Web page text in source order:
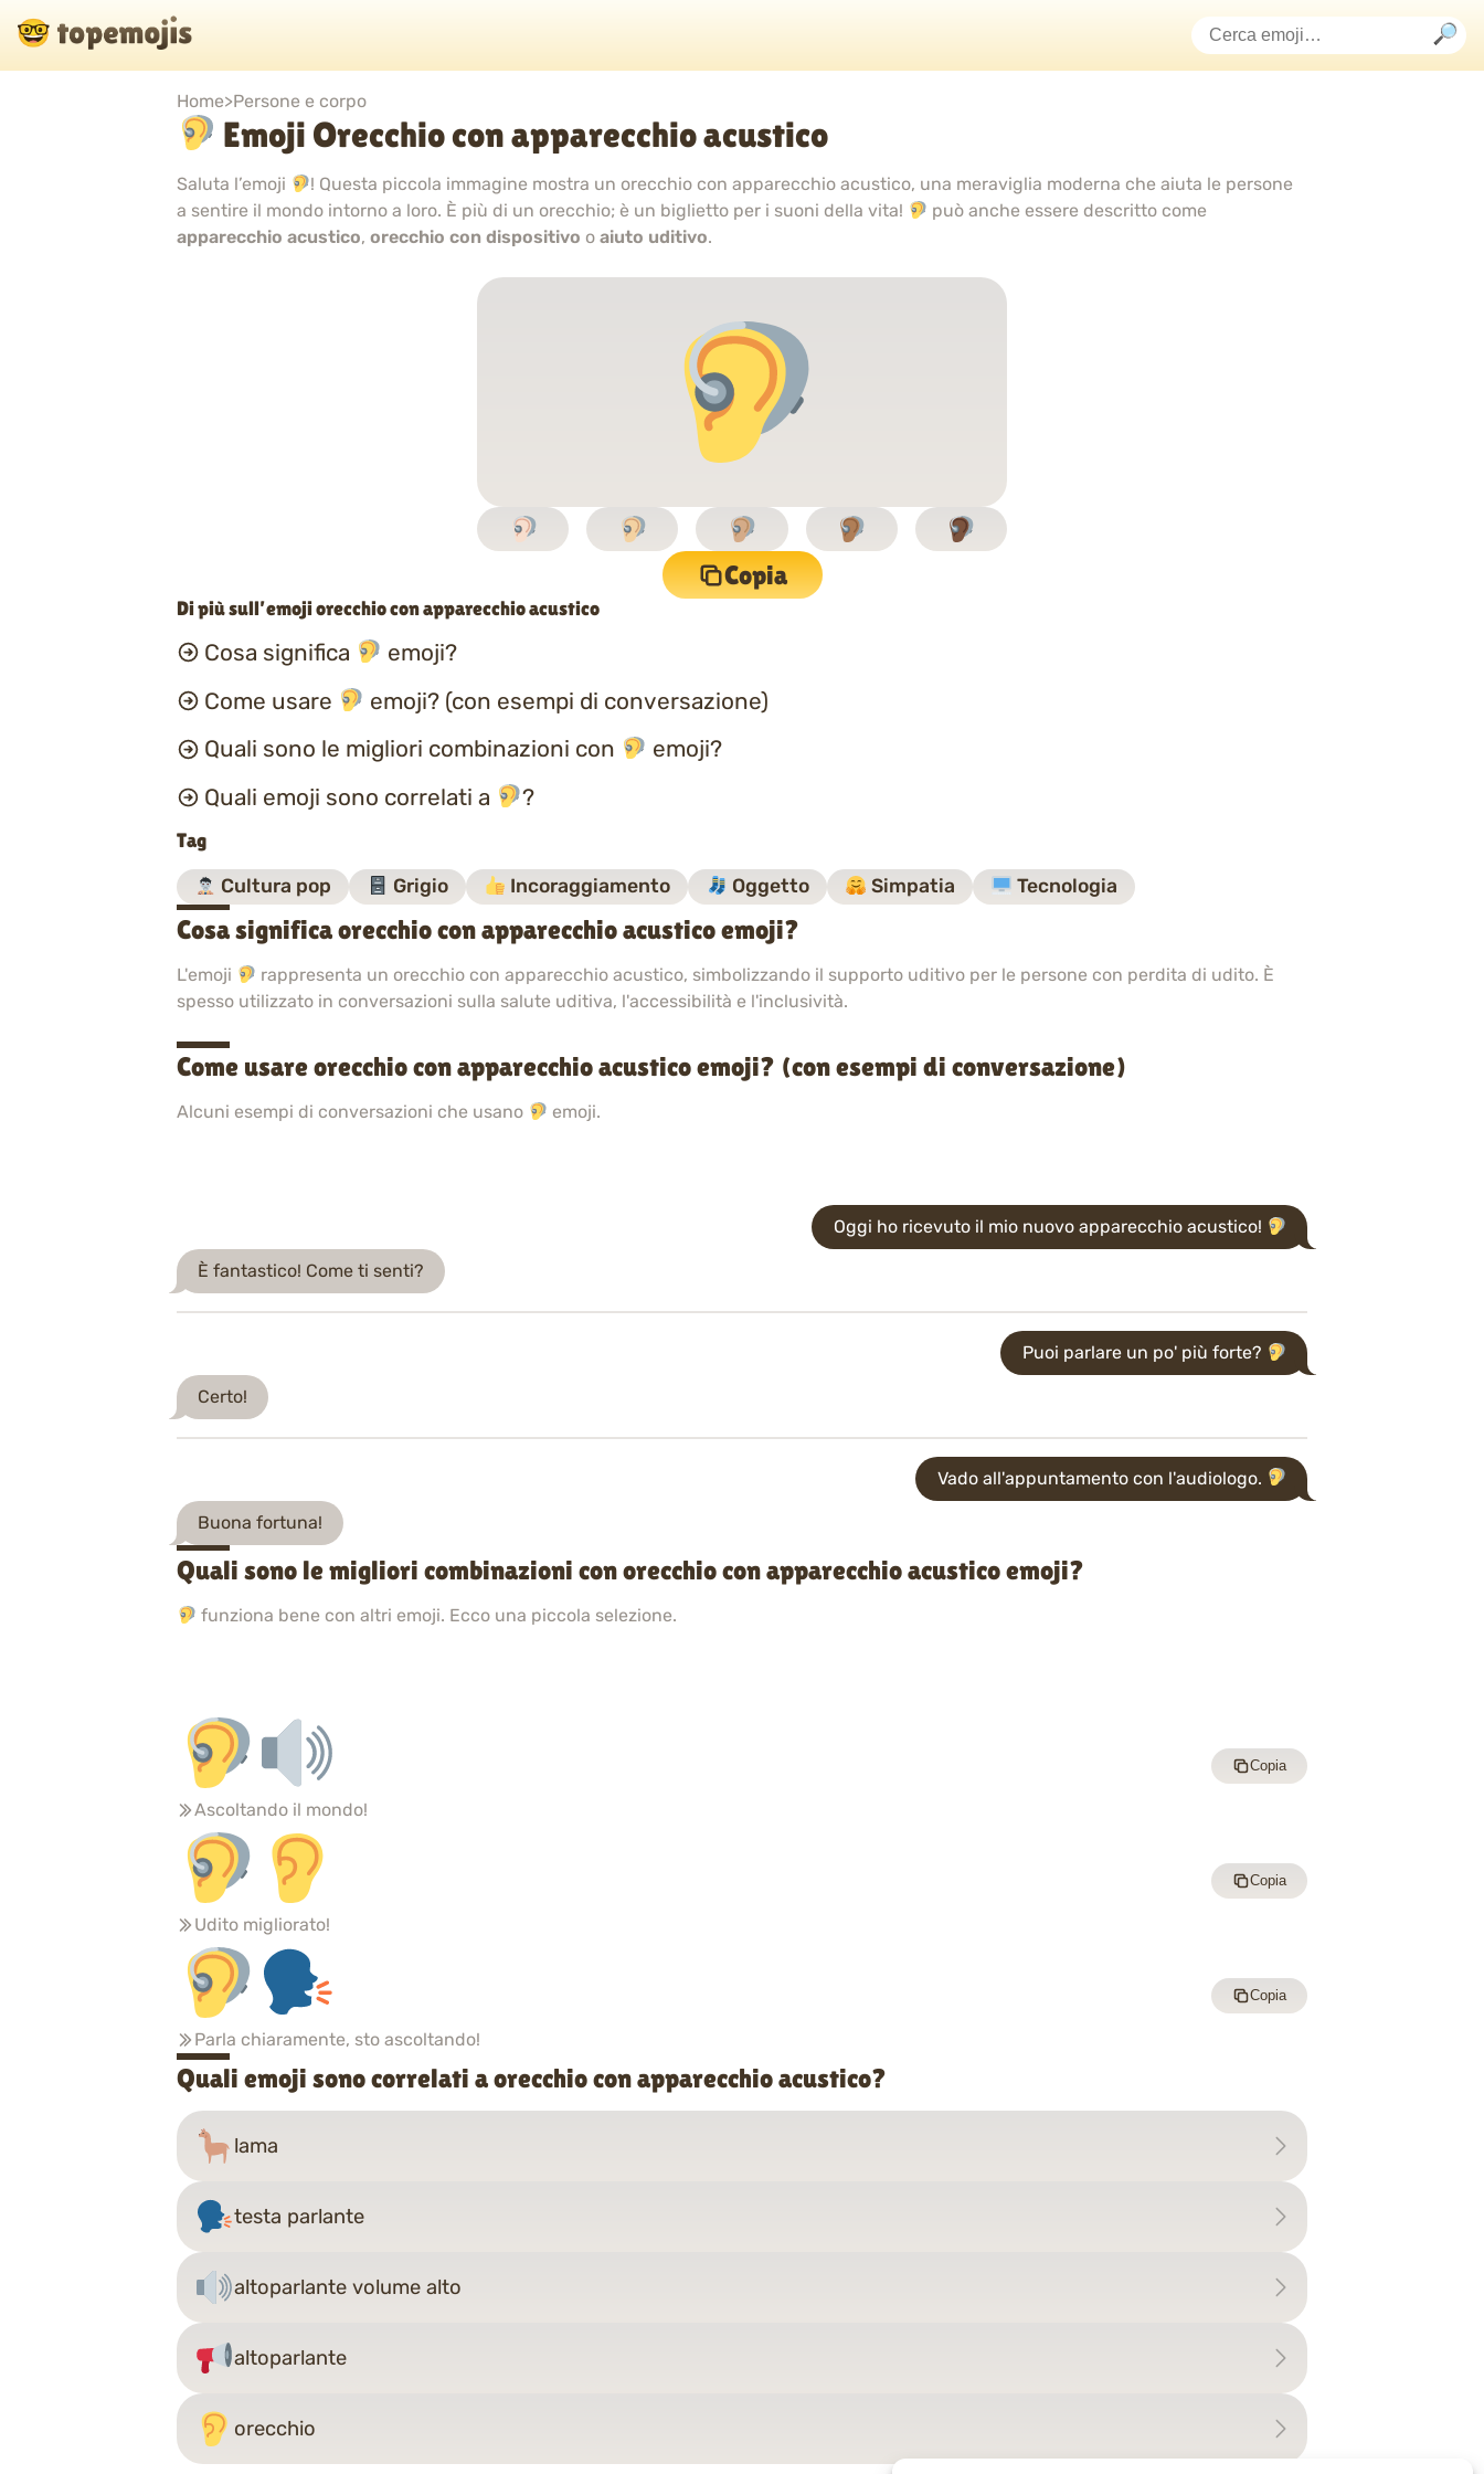
Home>Persone e corpo
Emoji Orecchio con apparecchio acustico
Saluta l’emoji
! Questa piccola immagine mostra un orecchio con apparecchio acustico, una meraviglia moderna che aiuta le persone
a sentire il mondo intorno a loro. È più di un orecchio; è un biglietto per i suoni della vita!
può anche essere descritto come
apparecchio acustico, orecchio con dispositivo o aiuto uditivo.
Copia
Di più sull’emoji orecchio con apparecchio acustico
Cosa significa
emoji?
Come usare
emoji? (con esempi di conversazione)
Quali sono le migliori combinazioni con
emoji?
Quali emoji sono correlati a
?
Tag
Cultura pop Grigio Incoraggiamento Oggetto Simpatia Tecnologia
Cosa significa orecchio con apparecchio acustico emoji?
L'emoji
rappresenta un orecchio con apparecchio acustico, simbolizzando il supporto uditivo per le persone con perdita di udito. È
spesso utilizzato in conversazioni sulla salute uditiva, l'accessibilità e l'inclusività.
Come usare orecchio con apparecchio acustico emoji? (con esempi di conversazione)
Alcuni esempi di conversazioni che usano emoji.
Oggi ho ricevuto il mio nuovo apparecchio acustico!
È fantastico! Come ti senti?
Puoi parlare un po' più forte?
Certo!
Vado all'appuntamento con l'audiologo.
Buona fortuna!
Quali sono le migliori combinazioni con orecchio con apparecchio acustico emoji?
funziona bene con altri emoji. Ecco una piccola selezione.
Ascoltando il mondo!
Copia
Udito migliorato!
Copia
Parla chiaramente, sto ascoltando!
Copia
Quali emoji sono correlati a orecchio con apparecchio acustico?
lama
testa parlante
altoparlante volume alto
altoparlante
orecchio